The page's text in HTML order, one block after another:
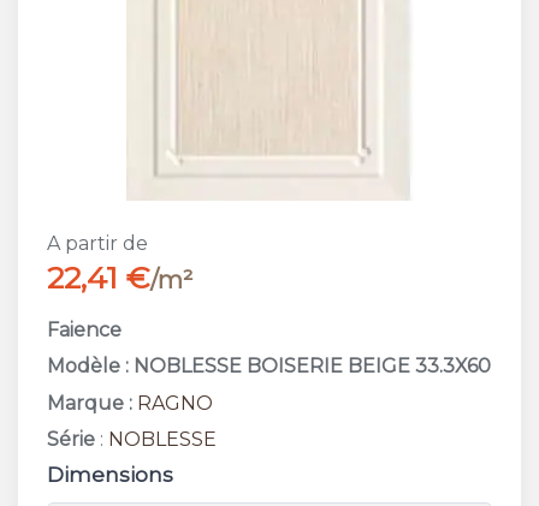
A partir de
22,41 €/m²
Faience
Modèle : NOBLESSE BOISERIE BEIGE 33.3X60
Marque : RAGNO
Série : NOBLESSE
Dimensions